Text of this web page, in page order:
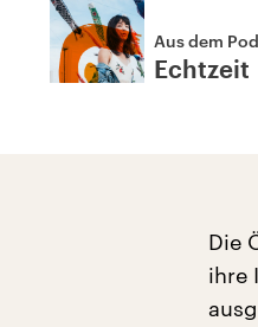
Aus dem
Echtzeit
Die
ihre